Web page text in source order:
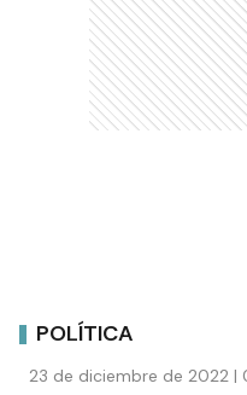
POLÍTICA
23 de diciembre de 2022